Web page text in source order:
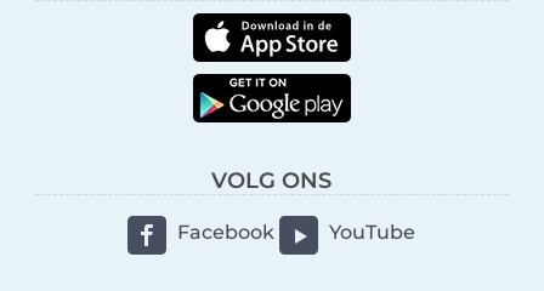
VOLG ONS
Facebook YouTube